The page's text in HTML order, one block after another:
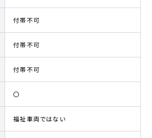
付帯不可
付帯不可
付帯不可
〇
福祉車両ではない